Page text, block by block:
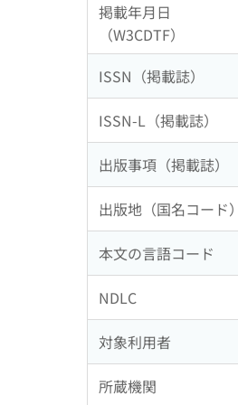
掲載年月日
（W3CDTF）
ISSN（掲載誌）
ISSN-L（掲載誌）
出版事項（掲載誌）
出版地（国名コード）
本文の言語コード
NDLC
対象利用者
所蔵機関